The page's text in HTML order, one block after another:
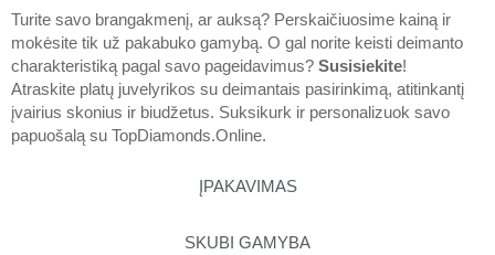
ĮPAKAVIMAS
SKUBI GAMYBA
Turite savo brangakmenį, ar auksą? Perskaičiuosime kainą ir
mokėsite tik už pakabuko gamybą. O gal norite keisti deimanto
charakteristiką pagal savo pageidavimus? Susisiekite!
Atraskite platų juvelyrikos su deimantais pasirinkimą, atitinkantį
įvairius skonius ir biudžetus. Suksikurk ir personalizuok savo
papuošalą su TopDiamonds.Online.